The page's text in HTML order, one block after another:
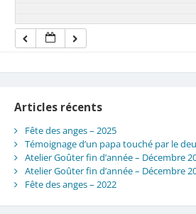
Articles récents
Fête des anges – 2025
Témoignage d’un papa touché par le
Atelier Goûter fin d’année – Décembre
Atelier Goûter fin d’année – Décembre
Fête des anges – 2022